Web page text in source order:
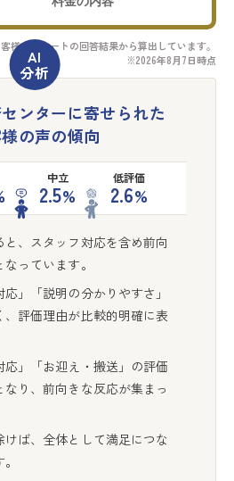
様アンケートの回答結果から算出しています。
※2026年8月7日時点
ンターに寄せられた
の声の傾向
中立
2.5%
低評価
2.6%
と、スタッフ対応を含め前向
っています。
」「説明の分かりやすさ」
、評価理由が比較的明確に表
応」「お迎え・搬送」の評価
り、前向きな反応が集まっ
ば、全体として満足につな